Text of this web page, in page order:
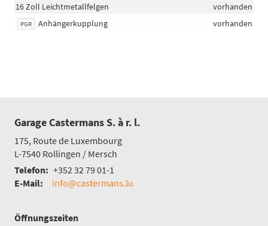
16 Zoll Leichtmetallfelgen vorhanden
PGR Anhängerkupplung vorhanden
Garage Castermans S. à r. l.
175, Route de Luxembourg
L-7540 Rollingen / Mersch
Telefon: +352 32 79 01-1
E-Mail:
info@castermans.lu
Öffnungszeiten